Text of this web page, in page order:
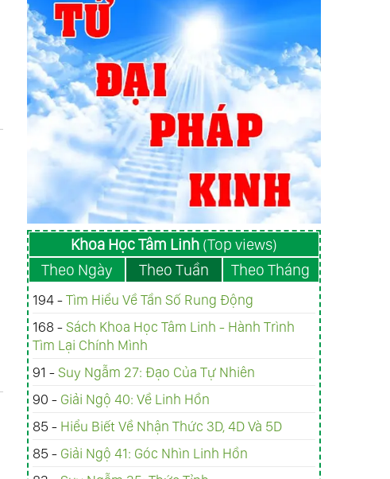
Khoa Học Tâm Linh(Top views)
Theo Ngày
Theo Tuần Theo Tháng
194 -Tìm Hiểu Về Tần Số Rung Động
168 -Sách Khoa Học Tâm Linh - Hành Trình
Tìm Lại Chính Mình
91 -Suy Ngẫm 27: Đạo Của Tự Nhiên
90 - Giải Ngộ 40: Về Linh Hồn
85 - Hiểu Biết Về Nhận Thức 3D, 4D Và 5D
85 - Giải Ngộ 41: Góc Nhìn Linh Hồn